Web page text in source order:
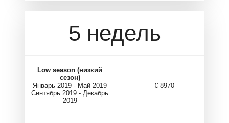
5 недель
Low season (низкий
сезон)
Январь 2019 - Май 2019
Сентябрь 2019 - Декабрь
2019
€ 8970